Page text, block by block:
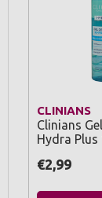
CLINIANS
Clinians
Hydra Plus
€2,99